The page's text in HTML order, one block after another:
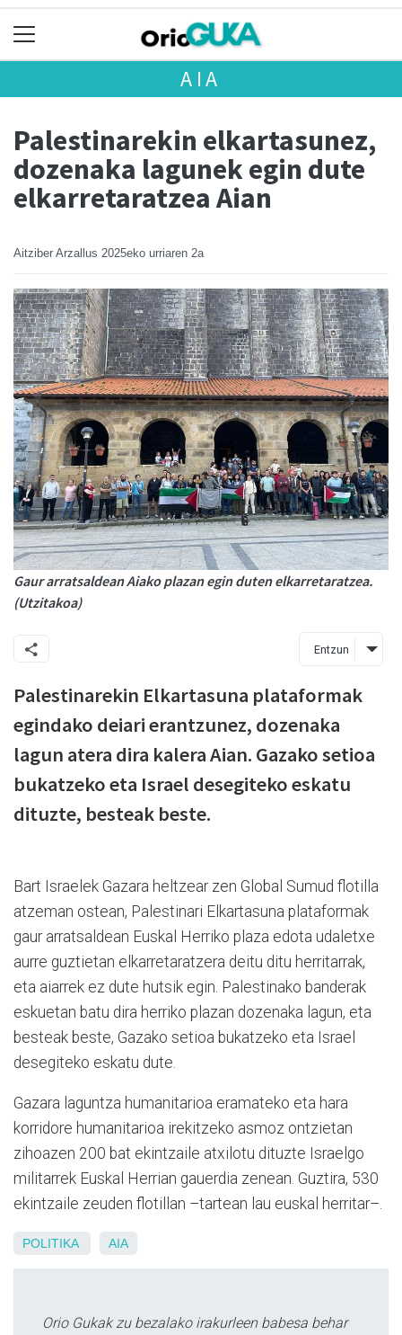
AIA
Palestinarekin elkartasunez,
dozenaka lagunek egin dute
elkarretaratzea Aian
Aitziber Arzallus 2025eko urriaren 2a
Gaur arratsaldean Aiako plazan egin duten elkarretaratzea.
(Utzitakoa)
Entzun
Palestinarekin Elkartasuna plataformak
egindako deiari erantzunez, dozenaka
lagun atera dira kalera Aian. Gazako setioa
bukatzeko eta Israel desegiteko eskatu
dituzte, besteak beste.
Bart Israelek Gazara heltzear zen Global Sumud flotilla
atzeman ostean, Palestinari Elkartasuna plataformak
gaur arratsaldean Euskal Herriko plaza edota udaletxe
aurre guztietan elkarretaratzera deitu ditu herritarrak,
eta aiarrek ez dute hutsik egin. Palestinako banderak
eskuetan batu dira herriko plazan dozenaka lagun, eta
besteak beste, Gazako setioa bukatzeko eta Israel
desegiteko eskatu dute.
Gazara laguntza humanitarioa eramateko eta hara
korridore humanitarioa irekitzeko asmoz ontzietan
zihoazen 200 bat ekintzaile atxilotu dituzte Israelgo
militarrek Euskal Herrian gauerdia zenean. Guztira, 530
ekintzaile zeuden flotillan –tartean lau euskal herritar–.
POLITIKA AIA
Orio Gukak zu bezalako irakurleen babesa behar